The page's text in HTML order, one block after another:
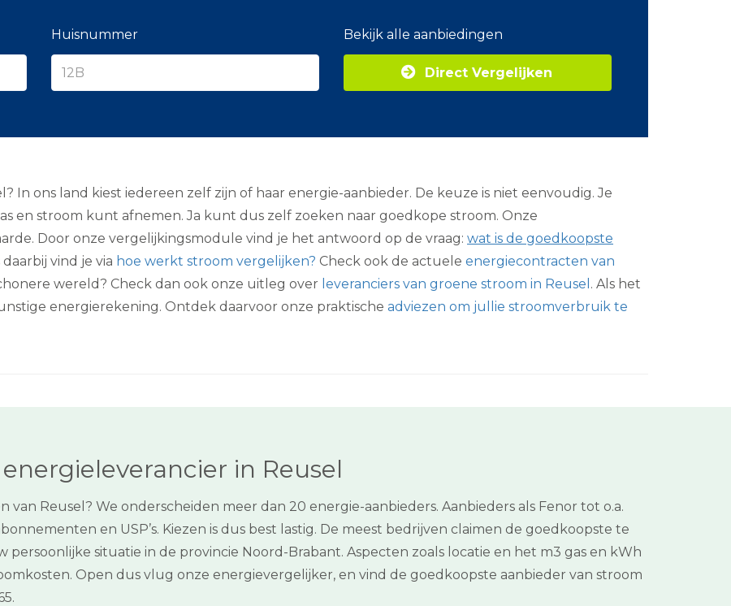
a
e
m
Z
j
e
n
e
g
i
Huisnummer Bekijk alle aanbiedingen
Direct Vergelijken
In ons land kiest iedereen zelf zijn of haar energie-aanbieder. De keuze is niet eenvoudig. Je
en stroom kunt afnemen. Ja kunt dus zelf zoeken naar goedkope stroom. Onze
Door onze vergelijkingsmodule vind je het antwoord op de vraag: wat is de goedkoopste
vind je via hoe werkt stroom vergelijken? Check ook de actuele energiecontracten van
wereld? Check dan ook onze uitleg over leveranciers van groene stroom in Reusel . Als het
energierekening. Ontdek daarvoor onze praktische adviezen om jullie stroomverbruik te
in Reusel
van Reusel? We onderscheiden meer dan 20 energie-aanbieders. Aanbieders als Fenor tot o.a.
en USP’s. Kiezen is dus best lastig. De meest bedrijven claimen de goedkoopste te
persoonlijke situatie in de provincie Noord-Brabant. Aspecten zoals locatie en het m3 gas en kWh
Open dus vlug onze energievergelijker, en vind de goedkoopste aanbieder van stroom